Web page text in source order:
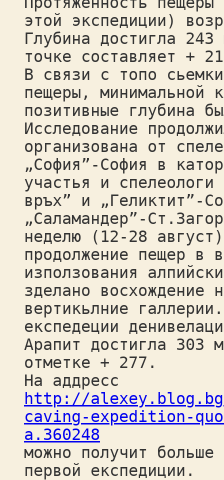
этой экспедиции)
Глубина достигла
точке составляет +
В связи с топо
пещеры, минимальной
позитивные глубина
Исследование
организована от
„София”-София в
участья и
връх” и „Геликтит”-
„Саламандер”-
неделю (12-28
продолжение пещер в
използования
зделано восхождение
вертикьлние
експедеции
Арапит достигла 303
отметке + 277.
На аддресс
http://
caving-expedition-
a.360248
можно получит больше
первой експедиции.